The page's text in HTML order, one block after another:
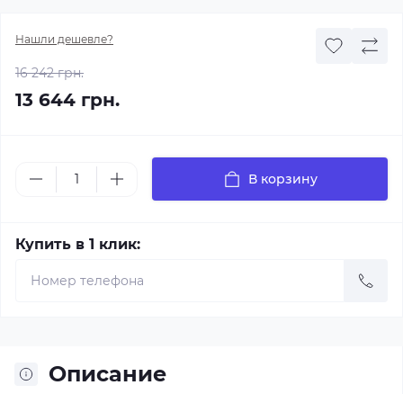
Нашли дешевле?
16 242 грн.
13 644 грн.
В корзину
Купить в 1 клик:
Описание